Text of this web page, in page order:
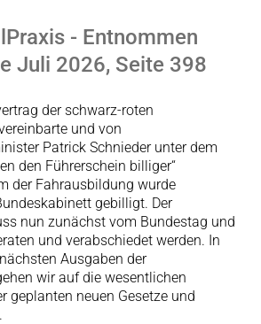
- Entnommen
Juli 2026, Seite 398
der schwarz-roten
und von
Patrick Schnieder unter dem
den Führerschein billiger“
der Fahrausbildung wurde
gebilligt. Der
nun zunächst vom Bundestag und
und verabschiedet werden. In
Ausgaben der
wir auf die wesentlichen
geplanten neuen Gesetze und